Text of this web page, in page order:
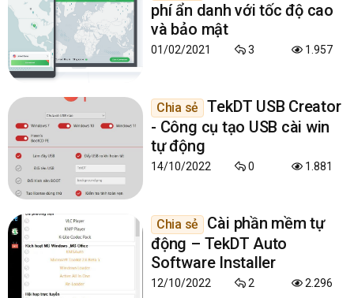
phí ẩn danh với tốc độ cao
và bảo mật
01/02/2021 3 1.957
Chia sẻ
TekDT USB Creator
- Công cụ tạo USB cài win
tự động
14/10/2022 0 1.881
Chia sẻ
Cài phần mềm tự
động – TekDT Auto
Software Installer
12/10/2022 2 2.296